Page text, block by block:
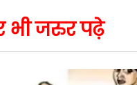
भी जरुर पढ़े